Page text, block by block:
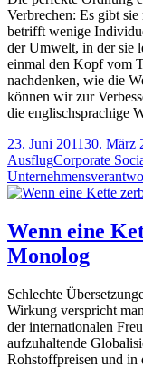
Verbrechen: Es gibt
betrifft wenige
der Umwelt, in der sie
einmal den Kopf vom
nachdenken, wie die
können wir zur
die englischsprachige
Veröffentlicht
am
23. Juni 201130. März
AusflugTags
Corporate
Wenn eine
Monolog
Schlechte
Wirkung verspricht
der internationalen
aufzuhaltende
Rohstoffpreisen und in